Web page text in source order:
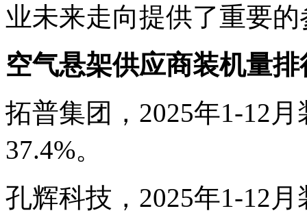
业未来走向提供了重要
空气悬架供应商装机量排
拓普集团，2025年1-12
37.4%。
孔辉科技，2025年1-12